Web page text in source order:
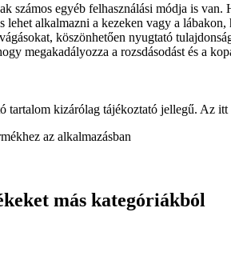
számos egyéb felhasználási módja is van.
lehet alkalmazni a kezeken vagy a
köszönhetően nyugtató
megakadályozza a rozsdásodást és a
tartalom kizárólag tájékoztató jellegű. Az
az alkalmazásban
más kategóriákból